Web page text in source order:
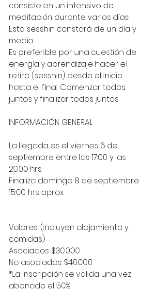
consiste en un intensivo de
meditación durante varios días.
Esta sesshin constará de un día y
medio.
Es preferible por una cuestión de
energía y aprendizaje hacer el
retiro (sesshin) desde el inicio
hasta el final. Comenzar todos
juntos y finalizar todos juntos.
INFORMACIÓN GENERAL
La llegada es el viernes 6 de
septiembre entre las 17:00 y las
20:00 hrs.
Finaliza domingo 8 de septiembre
15:00 hrs aprox.
Valores: (incluyen alojamiento y
comidas)
Asociados: $30.000
No asociados: $40.000
*La inscripción se valida una vez
abonado el 50%